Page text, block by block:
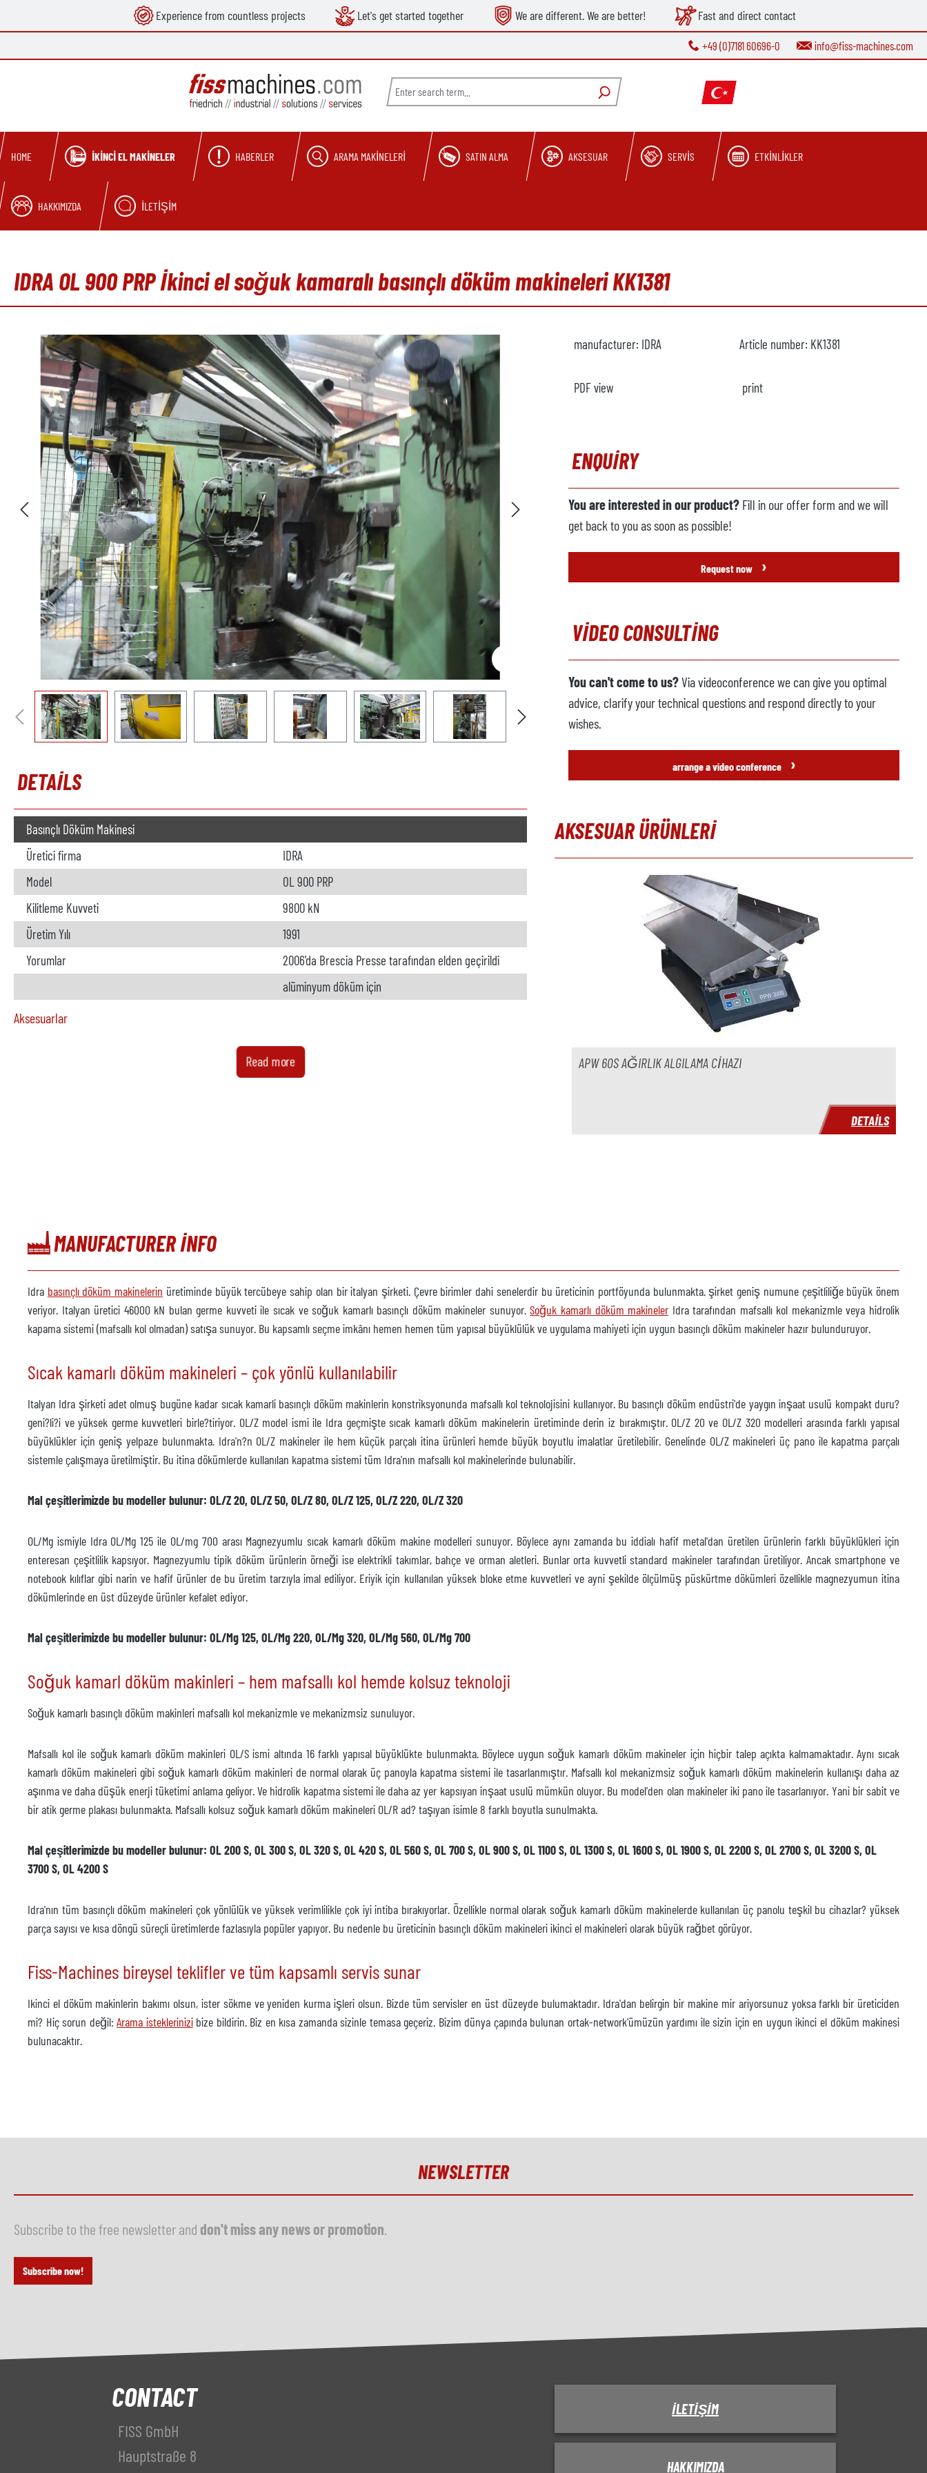
Skip to main navigation Experience from countless projects Let's get started together We are different. We are better! Fast and direct contact
+49 (0)7181 60696-0 info@fiss-machines.com
HOME İKINCI EL MAKINELER HABERLER ARAMA MAKINELERI SATIN ALMA AKSESUAR SERVIS ETKINLIKLER
HAKKIMIZDA İLETIŞIM
IDRA OL 900 PRP İkinci el soğuk kamaralı basınçlı döküm makineleri KK1381
Skip image gallery
DETAILS
Basınçlı Döküm Makinesi
Üretici firma
IDRA
Model
OL 900 PRP
Kilitleme Kuvveti
9800 kN
Üretim Yılı
1991
Yorumlar
2006'da Brescia Presse tarafından elden geçirildi
alüminyum döküm için
Aksesuarlar
mevcut değil
Model
Püskürtme makinesi
mevcut değil
Üretici firma
Model
Döküm robotu
mevcut değil
Üretici firma
Yıl
Kırpma presi
mevcut değil
Üretici firma
Model
Aksesuarlar
Sıcaklık kontrol ünitesi
mevcut değil
Üretici firma
Model
Yıl
Teslimat süresi
hemen
Fiyat
istek üzerine
Read more
manufacturer: IDRA Article number: KK1381
PDF view print
ENQUIRY
You are interested in our product? Fill in our offer form and we will
get back to you as soon as possible!
Request now ›
VIDEO CONSULTING
You can't come to us?Via videoconference we can give you optimal
advice, clarify your technical questions and respond directly to your
wishes.
arrange a video conference ›
AKSESUAR ÜRÜNLERI
APW 60S AĞIRLIK ALGILAMA CIHAZI
DETAILS
MANUFACTURER INFO
Idra basınçlı döküm makinelerin üretiminde büyük tercübeye sahip olan bir italyan şirketi. Çevre birimler dahi senelerdir bu üreticinin portföyunda bulunmakta. şirket geniş numune çeşitliliğe büyük önem
veriyor. Italyan üretici 46000 kN bulan germe kuvveti ile sıcak ve soğuk kamarlı basınçlı döküm makineler sunuyor.Soğuk kamarlı döküm makineler Idra tarafından mafsallı kol mekanizmle veya hidrolik
kapama sistemi (mafsallı kol olmadan) satışa sunuyor. Bu kapsamlı seçme imkânı hemen hemen tüm yapısal büyüklülük ve uygulama mahiyeti için uygun basınçlı döküm makineler hazır bulunduruyor.
Sıcak kamarlı döküm makineleri – çok yönlü kullanılabilir
Italyan Idra şirketi adet olmuş bugüne kadar sıcak kamarli basınçlı döküm makinlerin konstriksyonunda mafsallı kol teknolojisini kullanıyor. Bu basınçlı döküm endüstri'de yaygın inşaat usulü kompakt duru?
geni?li?i ve yüksek germe kuvvetleri birle?tiriyor. OL/Z model ismi ile Idra geçmişte sıcak kamarlı döküm makinelerin üretiminde derin iz bırakmıştır. OL/Z 20 ve OL/Z 320 modelleri arasında farklı yapısal
büyüklükler için geniş yelpaze bulunmakta. Idra'n?n OL/Z makineler ile hem küçük parçalı itina ürünleri hemde büyük boyutlu imalatlar üretilebilir. Genelinde OL/Z makineleri üç pano ile kapatma parçalı
sistemle çalışmaya üretilmiştir. Bu itina dökümlerde kullanılan kapatma sistemi tüm Idra'nın mafsallı kol makinelerinde bulunabilir.
Mal çeşitlerimizde bu modeller bulunur: OL/Z 20, OL/Z 50, OL/Z 80, OL/Z 125, OL/Z 220, OL/Z 320
OL/Mg ismiyle Idra OL/Mg 125 ile OL/mg 700 arası Magnezyumlu sıcak kamarlı döküm makine modelleri sunuyor. Böylece aynı zamanda bu iddialı hafif metal'dan üretilen ürünlerin farklı büyüklükleri için
enteresan çeşitlilik kapsıyor. Magnezyumlu tipik döküm ürünlerin örneği ise elektrikli takımlar, bahçe ve orman aletleri. Bunlar orta kuvvetli standard makineler tarafından üretiliyor. Ancak smartphone ve
notebook kılıflar gibi narin ve hafif ürünler de bu üretim tarzıyla imal ediliyor. Eriyik için kullanılan yüksek bloke etme kuvvetleri ve ayni şekilde ölçülmüş püskürtme dökümleri özellikle magnezyumun itina
dökümlerinde en üst düzeyde ürünler kefalet ediyor.
Mal çeşitlerimizde bu modeller bulunur: OL/Mg 125, OL/Mg 220, OL/Mg 320, OL/Mg 560, OL/Mg 700
Soğuk kamarl döküm makinleri – hem mafsallı kol hemde kolsuz teknoloji
Soğuk kamarlı basınçlı döküm makinleri mafsallı kol mekanizmle ve mekanizmsiz sunuluyor.
Mafsallı kol ile soğuk kamarlı döküm makinleri OL/S ismi altında 16 farklı yapısal büyüklükte bulunmakta. Böylece uygun soğuk kamarlı döküm makineler için hiçbir talep açıkta kalmamaktadır. Aynı sıcak
kamarlı döküm makineleri gibi soğuk kamarlı döküm makinleri de normal olarak üç panoyla kapatma sistemi ile tasarlanmıştır. Mafsallı kol mekanizmsiz soğuk kamarlı döküm makinelerin kullanışı daha az
aşınma ve daha düşük enerji tüketimi anlama geliyor. Ve hidrolik kapatma sistemi ile daha az yer kapsıyan inşaat usulü mümkün oluyor. Bu model'den olan makineler iki pano ile tasarlanıyor. Yani bir sabit ve
bir atik germe plakası bulunmakta. Mafsallı kolsuz soğuk kamarlı döküm makineleri OL/R ad? taşıyan isimle 8 farklı boyutla sunulmakta.
Mal çeşitlerimizde bu modeller bulunur: OL 200 S, OL 300 S, OL 320 S, OL 420 S, OL 560 S, OL 700 S, OL 900 S, OL 1100 S, OL 1300 S, OL 1600 S, OL 1900 S, OL 2200 S, OL 2700 S, OL 3200 S, OL
3700 S, OL 4200 S
Idra'nın tüm basınçlı döküm makineleri çok yönlülük ve yüksek verimlilikle çok iyi intiba bırakıyorlar. Özellikle normal olarak soğuk kamarlı döküm makinelerde kullanılan üç panolu teşkil bu cihazlar? yüksek
parça sayısı ve kısa döngü süreçli üretimlerde fazlasıyla popüler yapıyor. Bu nedenle bu üreticinin basınçlı döküm makineleri ikinci el makineleri olarak büyük rağbet görüyor.
Fiss-Machines bireysel teklifler ve tüm kapsamlı servis sunar
Ikinci el döküm makinlerin bakımı olsun, ister sökme ve yeniden kurma işleri olsun. Bizde tüm servisler en üst düzeyde bulumaktadır. Idra'dan belirgin bir makine mir ariyorsunuz yoksa farklı bir üreticiden
mi? Hiç sorun değil:Arama isteklerinizibize bildirin. Biz en kısa zamanda sizinle temasa geçeriz. Bizim dünya çapında bulunan ortak-network'ümüzün yardımı ile sizin için en uygun ikinci el döküm makinesi
bulunacaktır.
NEWSLETTER
Subscribe to the free newsletter and don't miss any news or promotion
Subscribe now!
CONTACT
FISS GmbH
Hauptstraße 8
İLETIŞIM
HAKKIMIZDA